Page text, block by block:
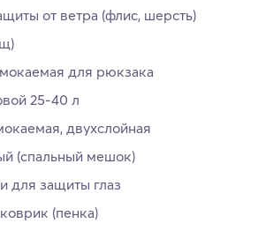
от ветра (флис, шерсть)
для рюкзака
25-40 л
двухслойная
(спальный мешок)
для защиты глаз
(пенка)